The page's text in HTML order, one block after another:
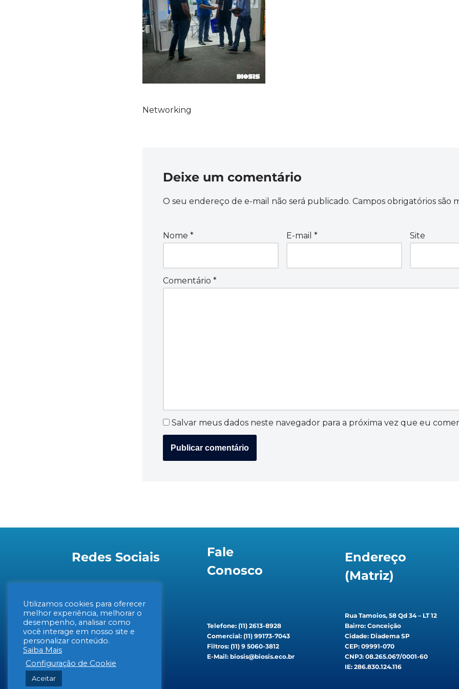
Networking
Deixe um comentário
O seu endereço de e-mail não será publicado. Campos obrigatórios são
Nome * E-mail * Site
Comentário *
Salvar meus dados neste navegador para a próxima vez que eu
Redes Sociais
Fale
Conosco
Telefone: (11) 2613-8928
Comercial: (11) 99173-7043
Filtros: (11) 9 5060-3812
E-Mail: biosis@biosis.eco.br
Endereço
(Matriz)
Rua Tamoios, 58 Qd 34 – LT 12
Bairro: Conceição
Cidade: Diadema SP
CEP: 09991-070
CNPJ: 08.265.067/0001-60
IE: 286.830.124.116
Utilizamos cookies para oferecer
melhor experiência, melhorar o
desempenho, analisar como
você interage em nosso site e
personalizar conteúdo.
Saiba Mais
Configuração de Cookie
Aceitar